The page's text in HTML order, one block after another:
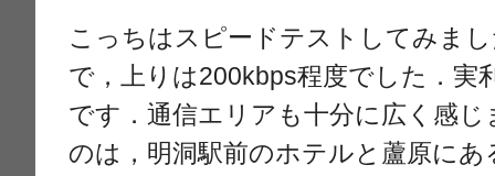
こっちはスピードテストしてみま
で，上りは200kbps程度でした．実
です．通信エリアも十分に広く感
のは，明洞駅前のホテルと蘆原にあ